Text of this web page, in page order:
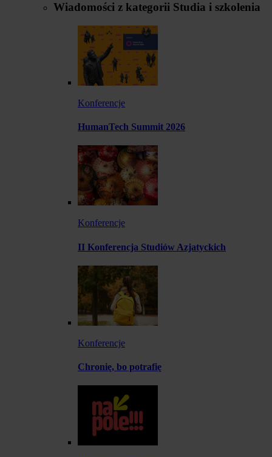
Wiadomości z kategorii Studia i szkolenia
Konferencje
HumanTech Summit 2026
Konferencje
II Konferencja Studiów Azjatyckich
Konferencje
Chronię, bo potrafię